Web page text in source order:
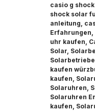
casio g
shock solar
anleitung
Erfahrungen
uhr kaufen
Solar
kaufen
kaufen
Solaruhren
Solaruhren
kaufen